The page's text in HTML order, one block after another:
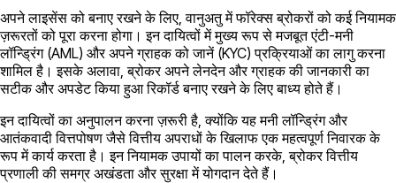
अपने लाइसेंस को बनाए रखने के लिए, वानुअतु में फॉरेक्स ब्रोकरों को कई नियामक
ज़रूरतों को पूरा करना होगा। इन दायित्वों में मुख्य रूप से मजबूत एंटी-मनी
लॉन्ड्रिंग (AML) और अपने ग्राहक को जानें (KYC) प्रक्रियाओं का लागु करना
शामिल है। इसके अलावा, ब्रोकर अपने लेनदेन और ग्राहक की जानकारी का
सटीक और अपडेट किया हुआ रिकॉर्ड बनाए रखने के लिए बाध्य होते हैं।
इन दायित्वों का अनुपालन करना ज़रूरी है, क्योंकि यह मनी लॉन्ड्रिंग और
आतंकवादी वित्तपोषण जैसे वित्तीय अपराधों के खिलाफ एक महत्वपूर्ण निवारक के
रूप में कार्य करता है। इन नियामक उपायों का पालन करके, ब्रोकर वित्तीय
प्रणाली की समग्र अखंडता और सुरक्षा में योगदान देते हैं।